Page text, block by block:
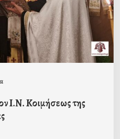
Ι.Ν. Κοιμήσεως της